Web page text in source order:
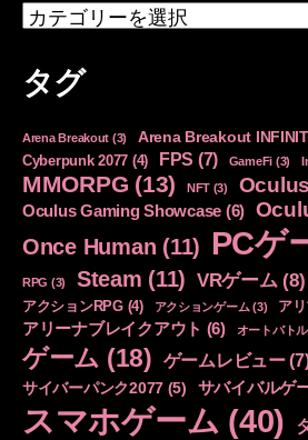
カ
テ
リ
タグ
Arena Breakout (3) Arena Breakout
Cyberpunk 2077 (4) FPS (7) GameFi (3)
MMORPG (13) NFT(3) Oculus
Oculus Gaming Showcase (6)
Once Human (11) PCゲ
RPG (3) Steam (11) VRゲーム (8)
アクションRPG(4) アクションゲーム (3) ア
アリーナブレイクアウト (6) オートバトル
ゲーム (18) ゲームレビュー
サイバーパンク2077 (5) サバイバルゲ
スマホゲーム (40)